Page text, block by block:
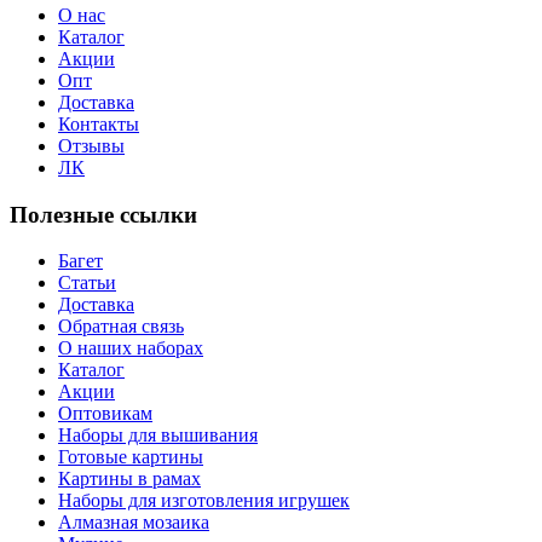
О нас
Каталог
Акции
Опт
Доставка
Контакты
Отзывы
ЛК
Полезные ссылки
Багет
Статьи
Доставка
Обратная связь
О наших наборах
Каталог
Акции
Оптовикам
Наборы для вышивания
Готовые картины
Картины в рамах
Наборы для изготовления игрушек
Алмазная мозаика